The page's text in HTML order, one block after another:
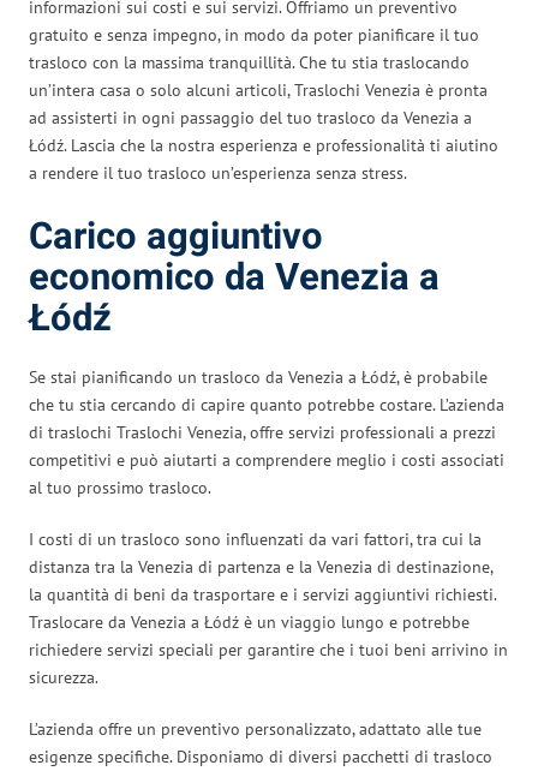
informazioni sui costi e sui servizi. Offriamo un preventivo
gratuito e senza impegno, in modo da poter pianificare il tuo
trasloco con la massima tranquillità. Che tu stia traslocando
un’intera casa o solo alcuni articoli, Traslochi Venezia è pronta
ad assisterti in ogni passaggio del tuo trasloco da Venezia a
Łódź. Lascia che la nostra esperienza e professionalità ti aiutino
a rendere il tuo trasloco un’esperienza senza stress.
Carico aggiuntivo
economico da Venezia a
Łódź
Se stai pianificando un trasloco da Venezia a Łódź, è probabile
che tu stia cercando di capire quanto potrebbe costare. L’azienda
di traslochi Traslochi Venezia, offre servizi professionali a prezzi
competitivi e può aiutarti a comprendere meglio i costi associati
al tuo prossimo trasloco.
I costi di un trasloco sono influenzati da vari fattori, tra cui la
distanza tra la Venezia di partenza e la Venezia di destinazione,
la quantità di beni da trasportare e i servizi aggiuntivi richiesti.
Traslocare da Venezia a Łódź è un viaggio lungo e potrebbe
richiedere servizi speciali per garantire che i tuoi beni arrivino in
sicurezza.
L’azienda offre un preventivo personalizzato, adattato alle tue
esigenze specifiche. Disponiamo di diversi pacchetti di trasloco